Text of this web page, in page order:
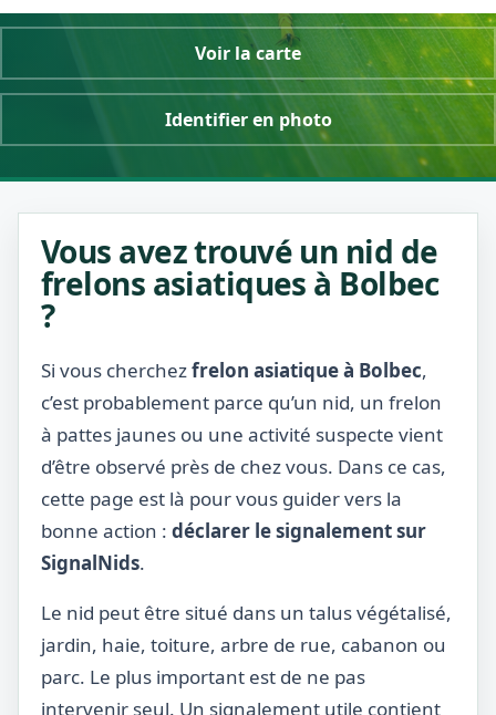
Voir la carte
Identifier en photo
Vous avez trouvé un nid de
frelons asiatiques à Bolbec
?
Si vous cherchezfrelon asiatique à Bolbec,
c’est probablement parce qu’un nid, un frelon
à pattes jaunes ou une activité suspecte vient
d’être observé près de chez vous. Dans ce cas,
cette page est là pour vous guider vers la
bonne action : déclarer le signalement sur
SignalNids.
Le nid peut être situé dans un talus végétalisé,
jardin, haie, toiture, arbre de rue, cabanon ou
parc. Le plus important est de ne pas
intervenir seul. Un signalement utile contient